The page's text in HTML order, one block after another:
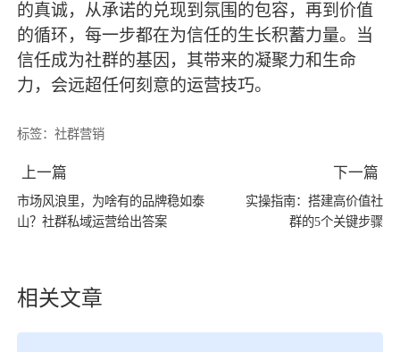
的真诚，从承诺的兑现到氛围的包容，再到价值
的循环，每一步都在为信任的生长积蓄力量。当
信任成为社群的基因，其带来的凝聚力和生命
力，会远超任何刻意的运营技巧。
标签：社群营销
上一篇
市场风浪里，为啥有的品牌稳如泰
山？社群私域运营给出答案
下一篇
实操指南：搭建高价值社
群的5个关键步骤
相关文章